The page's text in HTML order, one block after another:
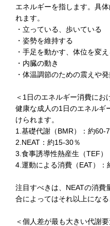
エネルギーを指します。具
れます。
・立っている、歩いている
・姿勢を維持する
・手足を動かす、体位を変え
・内臓の動き
・体温調節のための震えや
＜1日のエネルギー消費にお
健康な成人の1日のエネルギ
けられます。
1.基礎代謝（BMR）：約60-
2.NEAT：約15-30％
3.食事誘導性熱産生（TEF）
4.運動による消費（EAT）：
注目すべきは、NEATの消費
合によってはそれ以上になる
＜個人差が最も大きい代謝要